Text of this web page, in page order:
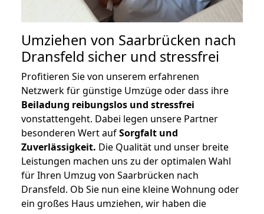
Umziehen von Saarbrücken nach
Dransfeld sicher und stressfrei
Profitieren Sie von unserem erfahrenen
Netzwerk für günstige Umzüge oder dass ihre
Beiladung reibungslos und stressfrei
vonstattengeht. Dabei legen unsere Partner
besonderen Wert aufSorgfalt und
Zuverlässigkeit. Die Qualität und unser breite
Leistungen machen uns zu der optimalen Wahl
für Ihren Umzug von Saarbrücken nach
Dransfeld. Ob Sie nun eine kleine Wohnung oder
ein großes Haus umziehen, wir haben die